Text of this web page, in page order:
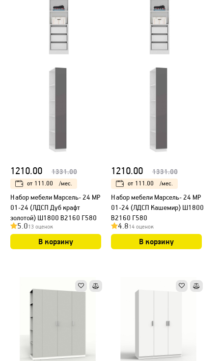
1210.00 1331.00
от 111.00 /мес.
Набор мебели Марсель- 24 МР
01-24 (ЛДСП Дуб крафт
золотой) Ш1800 В2160 Г580
5.013 оценок
В корзину
1210.00 1331.00
от 111.00 /мес.
Набор мебели Марсель- 24 МР
01-24 (ЛДСП Кашемир) Ш1800
В2160 Г580
4.814 оценок
В корзину